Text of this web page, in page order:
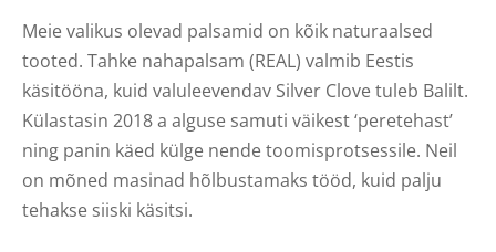
Meie valikus olevad palsamid on kõik naturaalsed
tooted. Tahke nahapalsam (REAL) valmib Eestis
käsitööna, kuid valuleevendav Silver Clove tuleb Balilt.
Külastasin 2018 a alguse samuti väikest ‘peretehast’
ning panin käed külge nende toomisprotsessile. Neil
on mõned masinad hõlbustamaks tööd, kuid palju
tehakse siiski käsitsi.